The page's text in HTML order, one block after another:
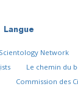
Langue
Scientology Network
Le chemin du
Commission des